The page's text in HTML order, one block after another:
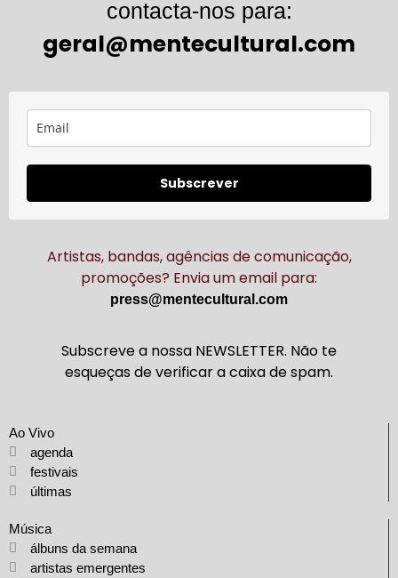
contacta-nos para:
geral@mentecultural.com
Subscrever
Artistas, bandas, agências de comunicação,
promoções? Envia um email para:
press@mentecultural.com
Subscreve a nossa NEWSLETTER. Não te
esqueças de verificar a caixa de spam.
Ao Vivo
agenda
festivais
últimas
Música
álbuns da semana
artistas emergentes